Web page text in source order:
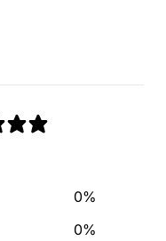
0%
0%